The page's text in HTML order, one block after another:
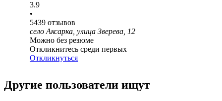
3.9
•
5439 отзывов
село Аксарка, улица Зверева, 12
Можно без резюме
Откликнитесь среди первых
Откликнуться
Другие пользователи ищут